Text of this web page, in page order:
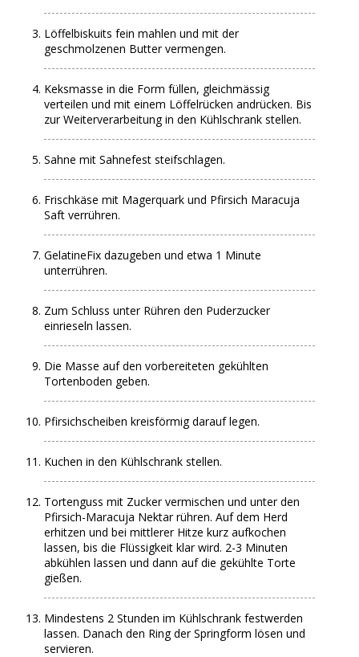
Löffelbiskuits fein mahlen und mit der
geschmolzenen Butter vermengen.
Keksmasse in die Form füllen, gleichmässig
verteilen und mit einem Löffelrücken andrücken. Bis
zur Weiterverarbeitung in den Kühlschrank stellen.
Sahne mit Sahnefest steifschlagen.
Frischkäse mit Magerquark und Pfirsich Maracuja
Saft verrühren.
GelatineFix dazugeben und etwa 1 Minute
unterrühren.
Zum Schluss unter Rühren den Puderzucker
einrieseln lassen.
Die Masse auf den vorbereiteten gekühlten
Tortenboden geben.
Pfirsichscheiben kreisförmig darauf legen.
Kuchen in den Kühlschrank stellen.
Tortenguss mit Zucker vermischen und unter den
Pfirsich-Maracuja Nektar rühren. Auf dem Herd
erhitzen und bei mittlerer Hitze kurz aufkochen
lassen, bis die Flüssigkeit klar wird. 2-3 Minuten
abkühlen lassen und dann auf die gekühlte Torte
gießen.
Mindestens 2 Stunden im Kühlschrank festwerden
lassen. Danach den Ring der Springform lösen und
servieren.